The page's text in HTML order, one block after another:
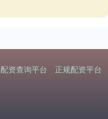
配资查询平台 正规配资平台